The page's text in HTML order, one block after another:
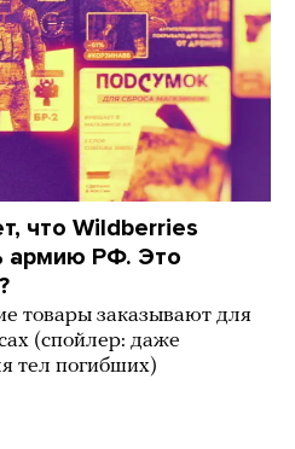
что Wildberries
армию РФ. Это
товары заказывают для
(спойлер: даже
тел погибших)